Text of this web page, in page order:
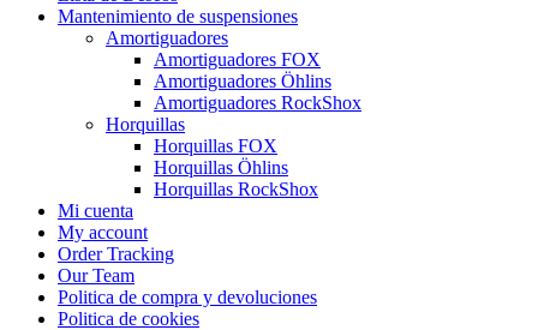
Mantenimiento de suspensiones
Amortiguadores
Amortiguadores FOX
Amortiguadores Öhlins
Amortiguadores RockShox
Horquillas
Horquillas FOX
Horquillas Öhlins
Horquillas RockShox
Mi cuenta
My account
Order Tracking
Our Team
Politica de compra y devoluciones
Politica de cookies